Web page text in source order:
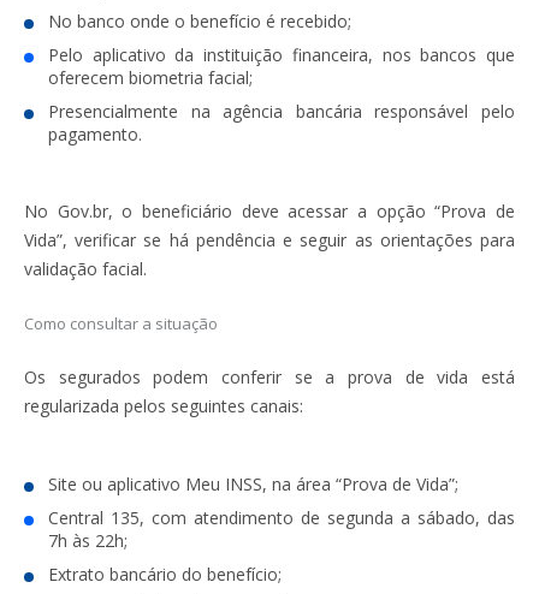
No banco onde o benefício é recebido;
Pelo aplicativo da instituição financeira, nos bancos que
oferecem biometria facial;
Presencialmente na agência bancária responsável pelo
pagamento.
No Gov.br, o beneficiário deve acessar a opção “Prova de
Vida”, verificar se há pendência e seguir as orientações para
validação facial.
Como consultar a situação
Os segurados podem conferir se a prova de vida está
regularizada pelos seguintes canais:
Site ou aplicativo Meu INSS, na área “Prova de Vida”;
Central 135, com atendimento de segunda a sábado, das
7h às 22h;
Extrato bancário do benefício;